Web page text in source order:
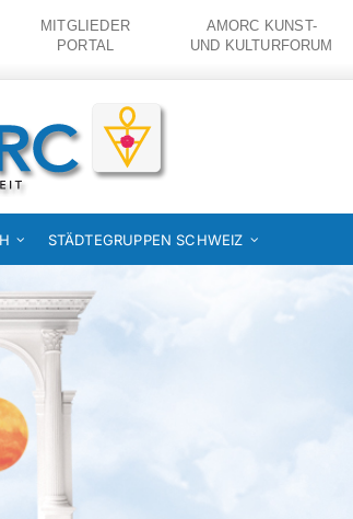
MITGLIEDER
PORTAL
AMORC KUNST-
UND KULTURFORUM
STÄDTEGRUPPEN SCHWEIZ